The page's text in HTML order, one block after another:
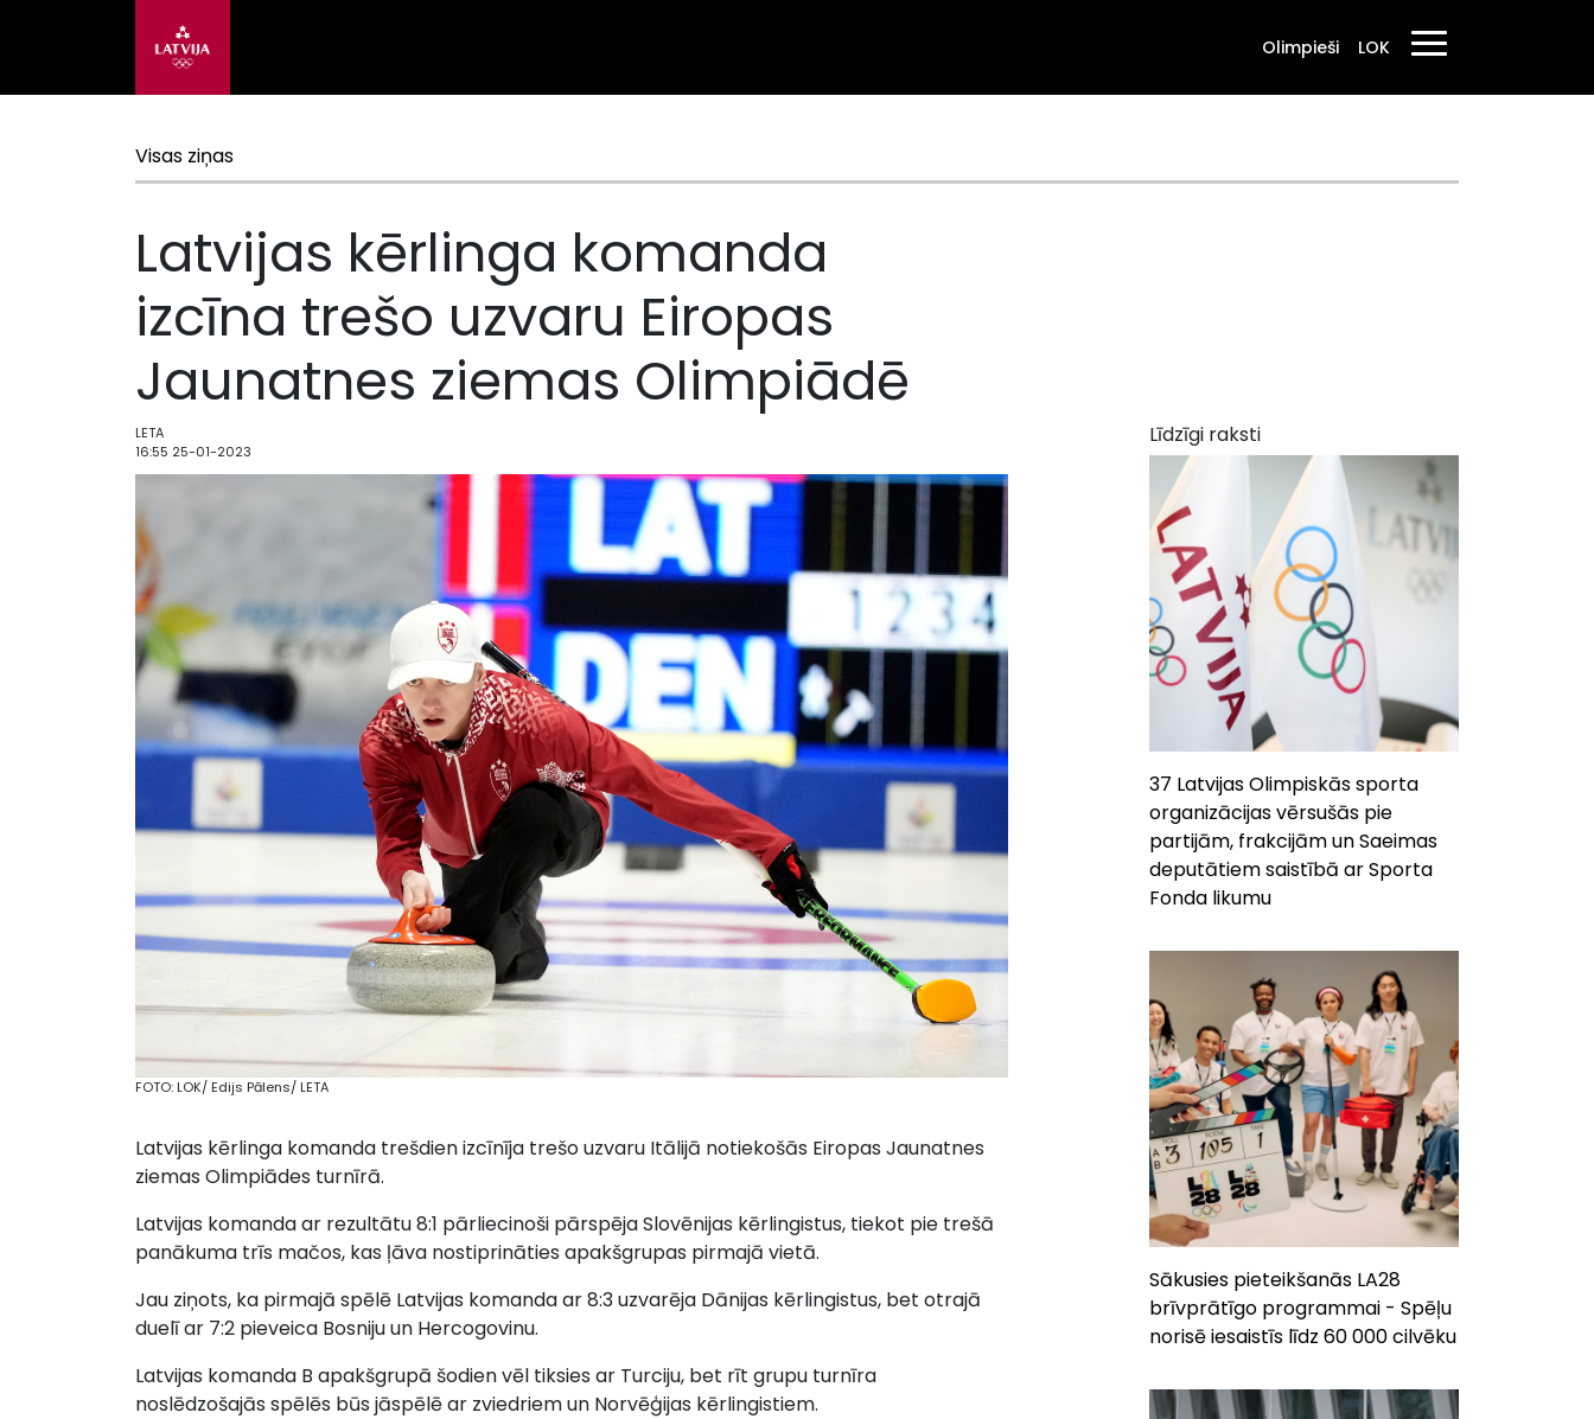
Olimpieši LOK
Visas ziņas
Latvijas kērlinga komanda
izcīna trešo uzvaru Eiropas
Jaunatnes ziemas Olimpiādē
LETA
16:55 25-01-2023
FOTO: LOK/ Edijs Pālens/ LETA
Latvijas kērlinga komanda trešdien izcīnīja trešo uzvaru Itālijā notiekošās Eiropas Jaunatnes
ziemas Olimpiādes turnīrā.
Latvijas komanda ar rezultātu 8:1 pārliecinoši pārspēja Slovēnijas kērlingistus, tiekot pie trešā
panākuma trīs mačos, kas ļāva nostiprināties apakšgrupas pirmajā vietā.
Jau ziņots, ka pirmajā spēlē Latvijas komanda ar 8:3 uzvarēja Dānijas kērlingistus, bet otrajā
duelī ar 7:2 pieveica Bosniju un Hercogovinu.
Latvijas komanda B apakšgrupā šodien vēl tiksies ar Turciju, bet rīt grupu turnīra
noslēdzošajās spēlēs būs jāspēlē ar zviedriem un Norvēģijas kērlingistiem.
Līdzīgi raksti
37 Latvijas Olimpiskās sporta
organizācijas vērsušās pie
partijām, frakcijām un Saeimas
deputātiem saistībā ar Sporta
Fonda likumu
Sākusies pieteikšanās LA28
brīvprātīgo programmai - Spēļu
norisē iesaistīs līdz 60 000 cilvēku